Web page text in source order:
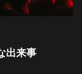
出来事